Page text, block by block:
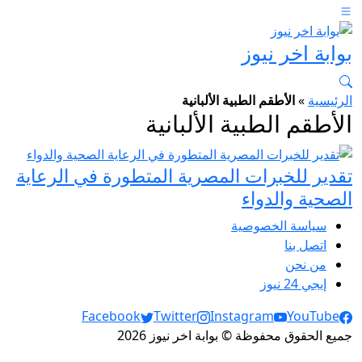
بوابة اخر نيوز
الرئيسية »الأطقم الطبية الألبانية
الأطقم الطبية الألبانية
تقدير للخبرات المصرية المتطورة في الرعاية
الصحية والدواء
سياسة الخصوصية
اتصل بنا
من نحن
إيجي 24 نيوز
Social Links
Facebook Twitter Instagram
YouTube
جميع الحقوق محفوظة © بوابة اخر نيوز 2026